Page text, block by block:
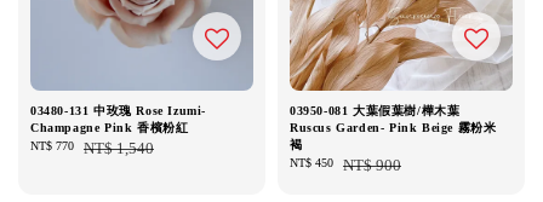
03480-131 中玫瑰 Rose Izumi-
Champagne Pink 香檳粉紅
Sale
NT$ 770
Regular
NT$ 1,540
03950-081 大葉假葉樹/樺木葉
Ruscus Garden- Pink Beige 霧粉米
褐
Sale
NT$ 450
Regular
NT$ 900